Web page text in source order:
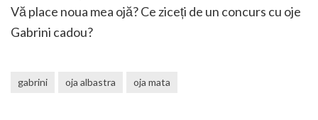
Vă place noua mea ojă? Ce ziceți de un concurs cu oje
Gabrini cadou?
gabrini oja albastra oja mata